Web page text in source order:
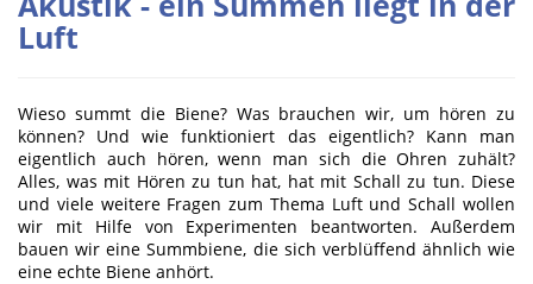
Luft
Wieso summt die Biene? Was brauchen wir, um hören zu
können? Und wie funktioniert das eigentlich? Kann man
eigentlich auch hören, wenn man sich die Ohren zuhält?
Alles, was mit Hören zu tun hat, hat mit Schall zu tun. Diese
und viele weitere Fragen zum Thema Luft und Schall wollen
wir mit Hilfe von Experimenten beantworten. Außerdem
bauen wir eine Summbiene, die sich verblüffend ähnlich wie
eine echte Biene anhört.